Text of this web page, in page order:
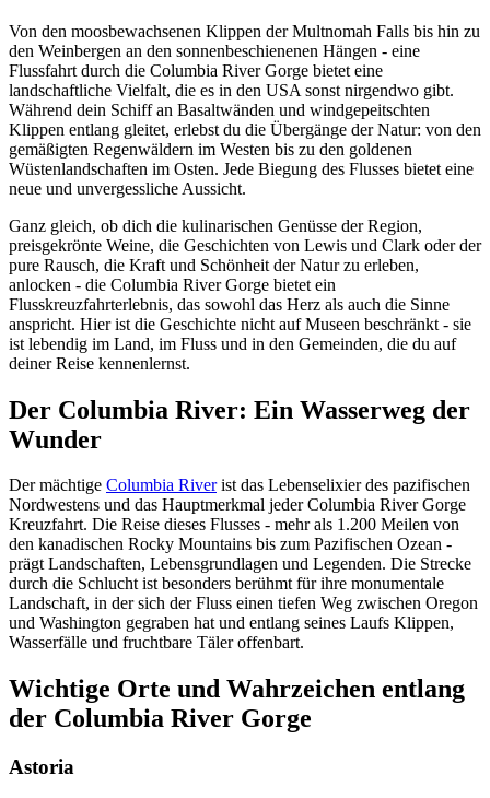
Von den moosbewachsenen Klippen der Multnomah Falls bis hin zu
den Weinbergen an den sonnenbeschienenen Hängen - eine
Flussfahrt durch die Columbia River Gorge bietet eine
landschaftliche Vielfalt, die es in den USA sonst nirgendwo gibt.
Während dein Schiff an Basaltwänden und windgepeitschten
Klippen entlang gleitet, erlebst du die Übergänge der Natur: von den
gemäßigten Regenwäldern im Westen bis zu den goldenen
Wüstenlandschaften im Osten. Jede Biegung des Flusses bietet eine
neue und unvergessliche Aussicht.
Ganz gleich, ob dich die kulinarischen Genüsse der Region,
preisgekrönte Weine, die Geschichten von Lewis und Clark oder der
pure Rausch, die Kraft und Schönheit der Natur zu erleben,
anlocken - die Columbia River Gorge bietet ein
Flusskreuzfahrterlebnis, das sowohl das Herz als auch die Sinne
anspricht. Hier ist die Geschichte nicht auf Museen beschränkt - sie
ist lebendig im Land, im Fluss und in den Gemeinden, die du auf
deiner Reise kennenlernst.
Der Columbia River: Ein Wasserweg der
Wunder
Der mächtige Columbia Riverist das Lebenselixier des pazifischen
Nordwestens und das Hauptmerkmal jeder Columbia River Gorge
Kreuzfahrt. Die Reise dieses Flusses - mehr als 1.200 Meilen von
den kanadischen Rocky Mountains bis zum Pazifischen Ozean -
prägt Landschaften, Lebensgrundlagen und Legenden. Die Strecke
durch die Schlucht ist besonders berühmt für ihre monumentale
Landschaft, in der sich der Fluss einen tiefen Weg zwischen Oregon
und Washington gegraben hat und entlang seines Laufs Klippen,
Wasserfälle und fruchtbare Täler offenbart.
Wichtige Orte und Wahrzeichen entlang
der Columbia River Gorge
Astoria